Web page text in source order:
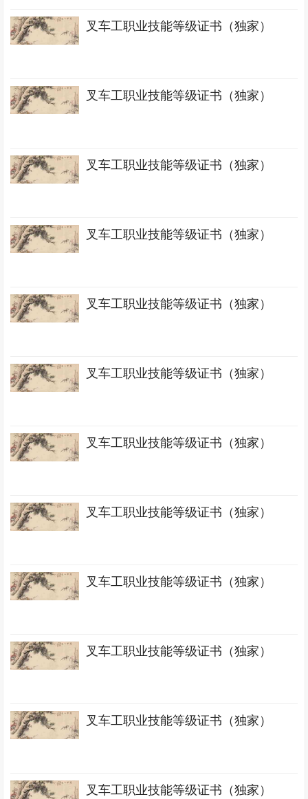
叉车工职业技能等级证书（独家）
叉车工职业技能等级证书（独家）
叉车工职业技能等级证书（独家）
叉车工职业技能等级证书（独家）
叉车工职业技能等级证书（独家）
叉车工职业技能等级证书（独家）
叉车工职业技能等级证书（独家）
叉车工职业技能等级证书（独家）
叉车工职业技能等级证书（独家）
叉车工职业技能等级证书（独家）
叉车工职业技能等级证书（独家）
叉车工职业技能等级证书（独家）